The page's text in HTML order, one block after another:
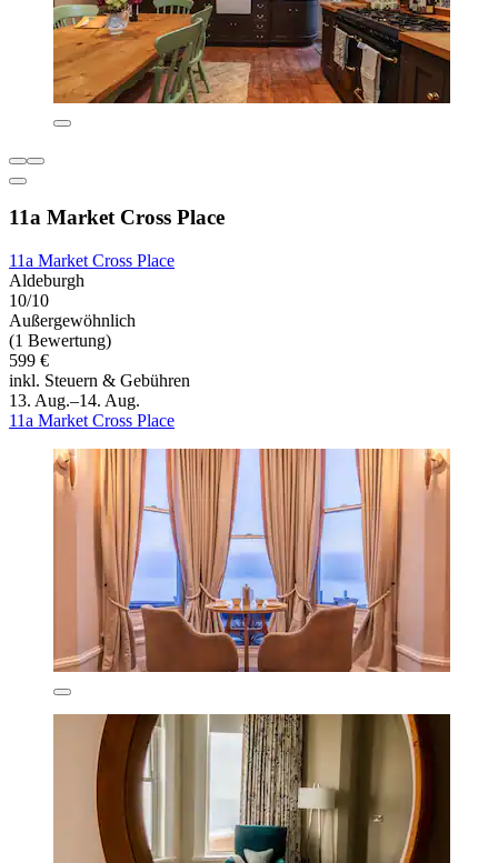
11a Market Cross Place
11a Market Cross Place
Aldeburgh
10/10
Außergewöhnlich
(1 Bewertung)
599 €
inkl. Steuern & Gebühren
13. Aug.–14. Aug.
11a Market Cross Place